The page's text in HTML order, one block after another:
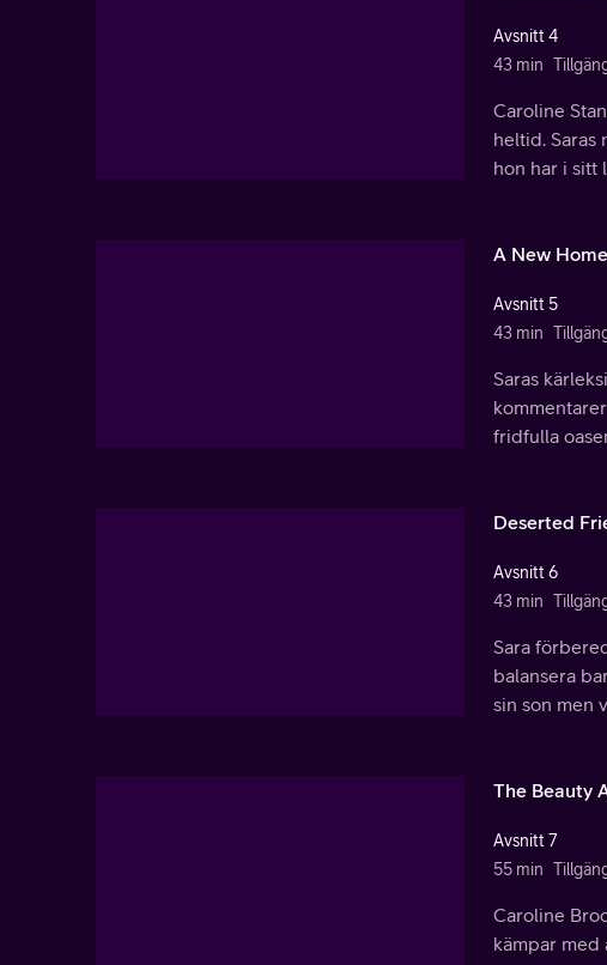
Avsnitt 4
43 min
Caroline
heltid. Saras
hon har i sitt
A New
Avsnitt 5
43 min
Saras
fridfulla
Deserted
Avsnitt 6
43 min
Sara
balansera
sin son men
The Beauty
Avsnitt 7
55 min
Caroline
kämpar